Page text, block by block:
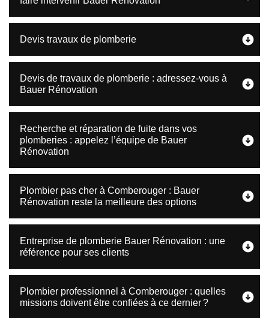
Devis travaux de plomberie
Devis de travaux de plomberie : adressez-vous à
Bauer Rénovation
Recherche et réparation de fuite dans vos
plomberies : appelez l’équipe de Bauer
Rénovation
Plombier pas cher à Comberouger : Bauer
Rénovation reste la meilleure des options
Entreprise de plomberie Bauer Rénovation : une
référence pour ses clients
Plombier professionnel à Comberouger : quelles
missions doivent être confiées à ce dernier ?